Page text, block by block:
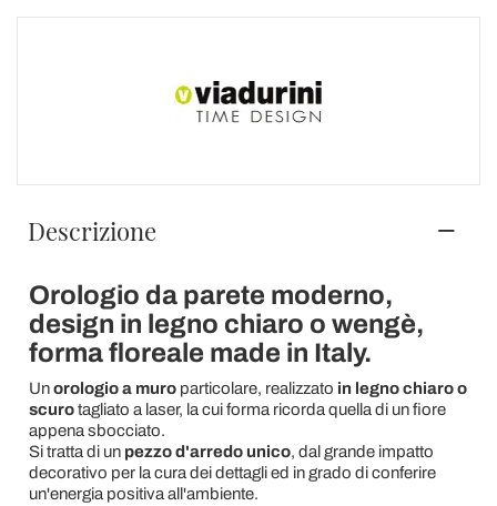
Descrizione
Orologio da parete moderno,
design in legno chiaro o wengè,
forma floreale made in Italy.
Unorologio a muroparticolare, realizzato in legno chiaro o
scurotagliato a laser, la cui forma ricorda quella di un fiore
appena sbocciato.
Si tratta di un pezzo d'arredo unico, dal grande impatto
decorativo per la cura dei dettagli ed in grado di conferire
un'energia positiva all'ambiente.